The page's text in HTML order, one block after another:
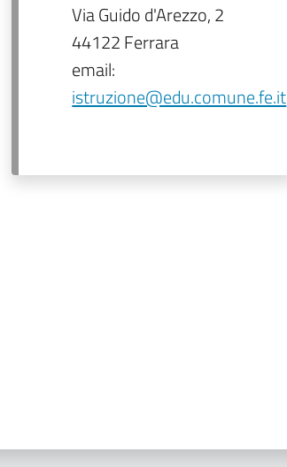
Via Guido d'Arezzo, 2
44122 Ferrara
email:
istruzione@edu.comune.fe.it